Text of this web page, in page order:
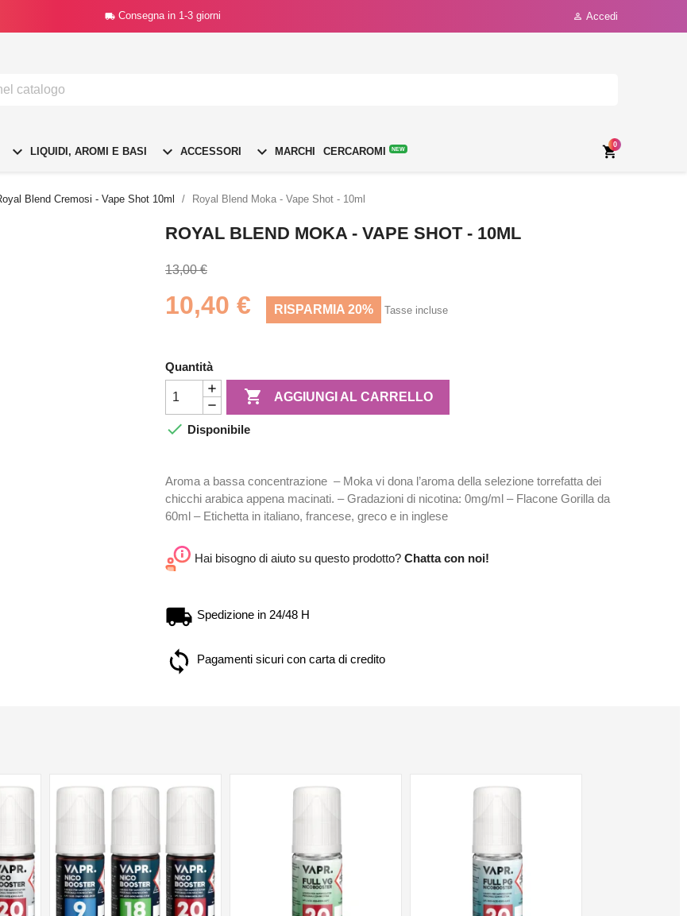
 Consegna in 1-3 giorni  Accedi
 LIQUIDI, AROMI E BASI  ACCESSORI  MARCHI CERCAROMI NEW 
0
Blend Cremosi - Vape Shot 10ml Royal Blend Moka - Vape Shot - 10ml
ROYAL BLEND MOKA - VAPE SHOT - 10ML
13,00 €
10,40 € RISPARMIA 20% Tasse incluse
Quantità
 AGGIUNGI AL CARRELLO
 Disponibile
Aroma a bassa concentrazione – Moka vi dona l’aroma della selezione torrefatta dei
chicchi arabica appena macinati. – Gradazioni di nicotina: 0mg/ml – Flacone Gorilla da
60ml – Etichetta in italiano, francese, greco e in inglese
Hai bisogno di aiuto su questo prodotto? Chatta con noi!
Spedizione in 24/48 H
Pagamenti sicuri con carta di credito